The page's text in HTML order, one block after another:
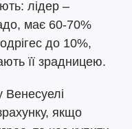
лідер –
має 60-70%
до 10%,
її зрадницею.
Венесуелі
якщо